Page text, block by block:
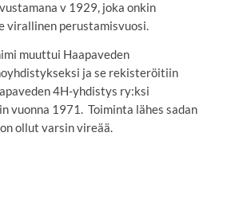
v 1929, joka onkin
virallinen perustamisvuosi.
muuttui Haapaveden
ja se rekisteröitiin
4H-yhdistys ry:ksi
vuonna 1971. Toiminta lähes sadan
ollut varsin vireää.